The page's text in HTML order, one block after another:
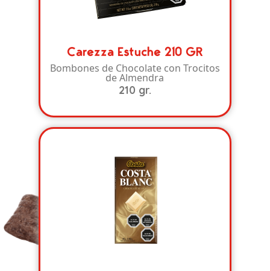
Carezza Estuche 210 GR
Bombones de Chocolate con Trocitos
de Almendra
210 gr.